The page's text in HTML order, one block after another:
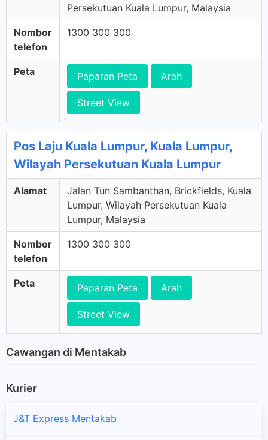
Persekutuan Kuala Lumpur, Malaysia
Nombor
telefon
1300 300 300
Peta Paparan Peta Arah
Street View
Pos Laju Kuala Lumpur, Kuala Lumpur,
Wilayah Persekutuan Kuala Lumpur
Alamat
Jalan Tun Sambanthan, Brickfields, Kuala
Lumpur, Wilayah Persekutuan Kuala
Lumpur, Malaysia
Nombor
telefon
1300 300 300
Peta Paparan Peta Arah
Street View
Cawangan di Mentakab
Kurier
J&T Express Mentakab